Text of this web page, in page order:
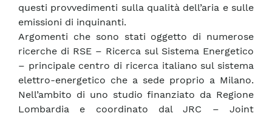
questi provvedimenti sulla qualità dell’aria e sulle
emissioni di inquinanti.
Argomenti che sono stati oggetto di numerose
ricerche di RSE – Ricerca sul Sistema Energetico
– principale centro di ricerca italiano sul sistema
elettro-energetico che a sede proprio a Milano.
Nell’ambito di uno studio finanziato da Regione
Lombardia e coordinato dal JRC – Joint